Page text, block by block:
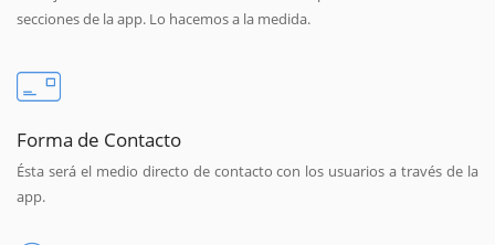
secciones de la app. Lo hacemos a la medida.
Forma de Contacto
Ésta será el medio directo de contacto con los usuarios a través de la
app.